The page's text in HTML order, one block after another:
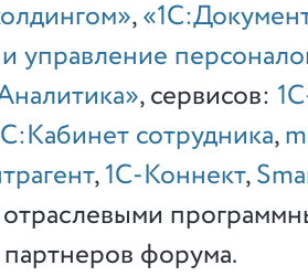
,
и управление
, сервисов:
сотрудника,
,1С-Коннект,
форума.